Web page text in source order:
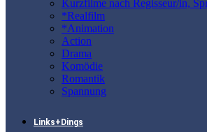
Kurzfilme nach Regisseur/in,
*Realfilm
*Animation
Action
Drama
Komödie
Romantik
Spannung
Links+Dings